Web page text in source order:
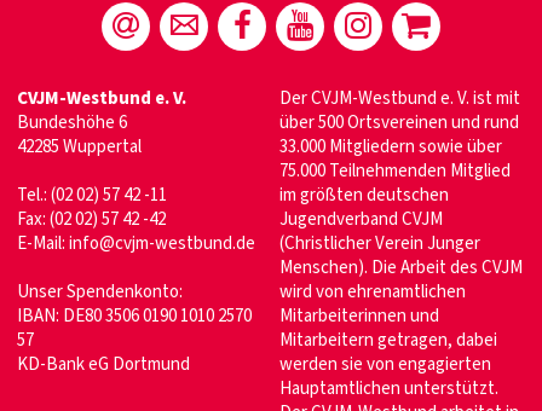
CVJM-Westbund e. V.
Bundeshöhe 6
42285 Wuppertal
Tel.: (02 02) 57 42 -11
Fax: (02 02) 57 42 -42
E-Mail:info@cvjm-westbund.de
Unser Spendenkonto:
IBAN: DE80 3506 0190 1010 2570
57
KD-Bank eG Dortmund
Der CVJM-Westbund e. V. ist mit
über 500 Ortsvereinen und rund
33.000 Mitgliedern sowie über
75.000 Teilnehmenden Mitglied
im größten deutschen
Jugendverband CVJM
(Christlicher Verein Junger
Menschen). Die Arbeit des CVJM
wird von ehrenamtlichen
Mitarbeiterinnen und
Mitarbeitern getragen, dabei
werden sie von engagierten
Hauptamtlichen unterstützt.